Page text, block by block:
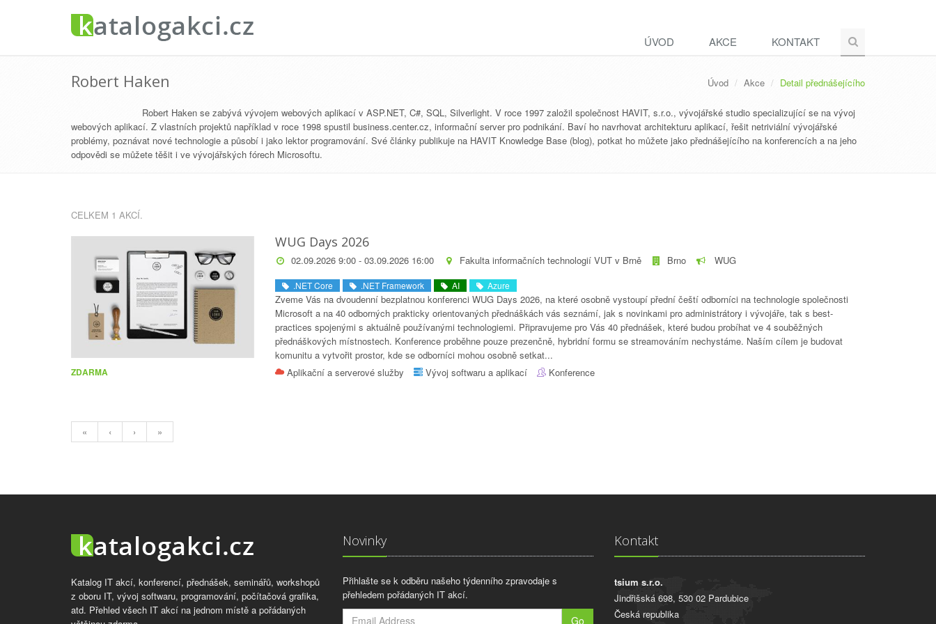
ÚVOD AKCE KONTAKT
Robert Haken Úvod Akce Detail přednášejícího
Robert Haken se zabývá vývojem webových aplikací v ASP.NET, C#, SQL, Silverlight. V roce 1997 založil společnost HAVIT, s.r.o., vývojářské studio specializující se na vývoj
webových aplikací. Z vlastních projektů například v roce 1998 spustil business.center.cz, informační server pro podnikání. Baví ho navrhovat architekturu aplikací, řešit netriviální vývojářské
problémy, poznávat nové technologie a působí i jako lektor programování. Své články publikuje na HAVIT Knowledge Base (blog), potkat ho můžete jako přednášejícího na konferencích a na jeho
odpovědi se můžete těšit i ve vývojářských fórech Microsoftu.
CELKEM 1 AKCÍ.
ZDARMA
WUG Days 2026
02.09.2026 9:00 - 03.09.2026 16:00 Fakulta informačních technologií VUT v Brně Brno WUG
.NET Core .NET Framework AI Azure
Zveme Vás na dvoudenní bezplatnou konferenci WUG Days 2026, na které osobně vystoupí přední čeští odborníci na technologie společnosti
Microsoft a na 40 odborných prakticky orientovaných přednáškách vás seznámí, jak s novinkami pro administrátory i vývojáře, tak s best-
practices spojenými s aktuálně používanými technologiemi. Připravujeme pro Vás 40 přednášek, které budou probíhat ve 4 souběžných
přednáškových místnostech. Konference proběhne pouze prezenčně, hybridní formu se streamováním nechystáme. Naším cílem je budovat
komunitu a vytvořit prostor, kde se odborníci mohou osobně setkat...
Aplikační a serverové služby
Vývoj softwaru a aplikací Konference
« ‹ › »
Katalog IT akcí, konferencí, přednášek, seminářů, workshopů
z oboru IT, vývoj softwaru, programování, počítačová grafika,
atd. Přehled všech IT akcí na jednom místě a pořádaných
Novinky
Přihlašte se k odběru našeho týdenního zpravodaje s
přehledem pořádaných IT akcí.
Go
Kontakt
tsium s.r.o.
Jindřišská 698, 530 02 Pardubice
Česká republika